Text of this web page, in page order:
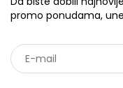
promo ponudama,